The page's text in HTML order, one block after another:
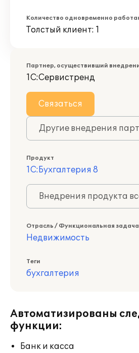
Количество одновременно
Толстый клиент: 1
Партнер, осуществивший
1С:Сервистренд
Связаться
Другие внедрения
Продукт
1С:Бухгалтерия 8
Внедрения продукта
Отрасль / Функциональная задача
Недвижимость
Теги
бухгалтерия
Автоматизированы
функции:
Банк и касса